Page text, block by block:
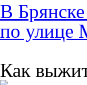
В
по улице
Как